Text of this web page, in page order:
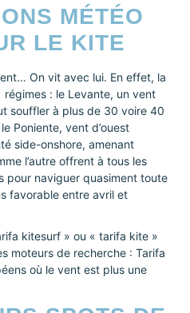
MÉTÉO
LE KITE
On vit avec lui. En effet, la
: le Levante, un vent
souffler à plus de 30 voire 40
Poniente, vent d’ouest
side-onshore, amenant
l’autre offrent à tous les
pour naviguer quasiment toute
favorable entre avril et
kitesurf » ou « tarifa kite »
moteurs de recherche : Tarifa
où le vent est plus une